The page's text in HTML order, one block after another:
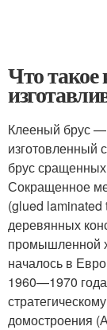
Что такое
Клееный брус —
изготовленный
брус
Сокращенное
(glued
деревянных
промышленной
началось в
1960—1970
домостроения